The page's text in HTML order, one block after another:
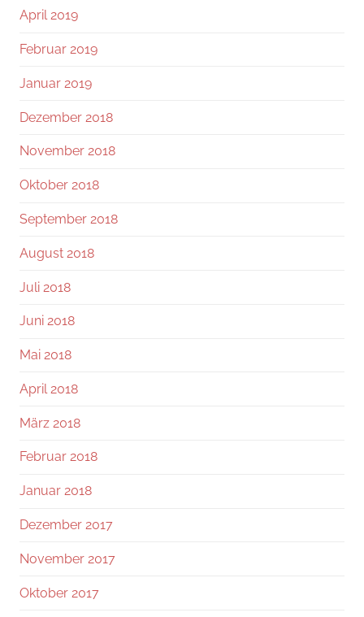
April 2019
Februar 2019
Januar 2019
Dezember 2018
November 2018
Oktober 2018
September 2018
August 2018
Juli 2018
Juni 2018
Mai 2018
April 2018
März 2018
Februar 2018
Januar 2018
Dezember 2017
November 2017
Oktober 2017